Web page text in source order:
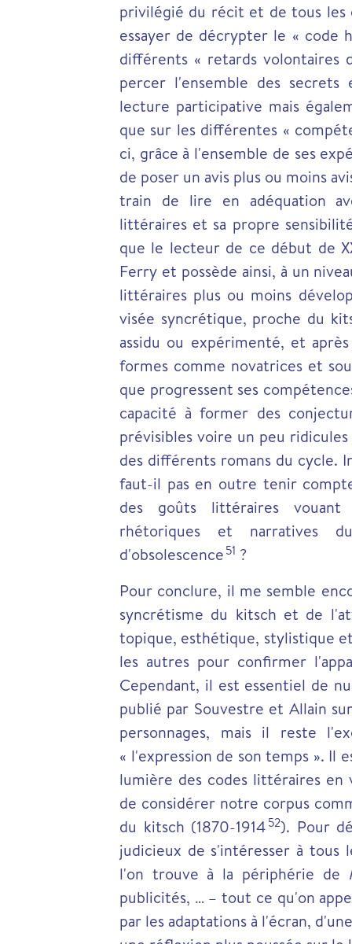
privilégié du récit et de tous les
essayer de décrypter le « code
différents « retards volontaires
percer l'ensemble des
lecture participative mais
que sur les différentes «
ci, grâce à l'ensemble de ses
de poser un avis plus ou moins
train de lire en adéquation
littéraires et sa propre
que le lecteur de ce début de
Ferry et possède ainsi, à un
littéraires plus ou moins
visée syncrétique, proche du
assidu ou expérimenté, et
formes comme novatrices et
que progressent ses
capacité à former des
prévisibles voire un peu
des différents romans du cycle.
faut-il pas en outre tenir
des goûts littéraires vouant
rhétoriques et narratives
d'obsolescence51 ?
Pour conclure, il me semble
syncrétisme du kitsch et de
topique, esthétique, stylistique
les autres pour confirmer
Cependant, il est essentiel de
publié par Souvestre et Allain
personnages, mais il reste
« l'expression de son temps ». Il
lumière des codes littéraires
de considérer notre corpus
du kitsch (1870-191452). Pour
judicieux de s'intéresser à tous
l'on trouve à la périphérie de
publicités, … – tout ce qu'on
par les adaptations à l'écran,